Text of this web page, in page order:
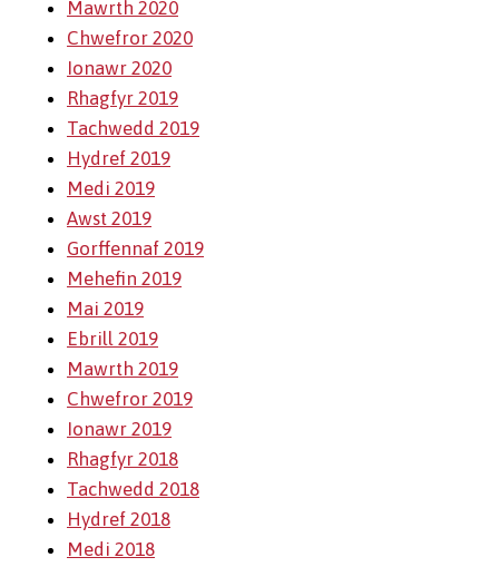
Mawrth 2020
Chwefror 2020
Ionawr 2020
Rhagfyr 2019
Tachwedd 2019
Hydref 2019
Medi 2019
Awst 2019
Gorffennaf 2019
Mehefin 2019
Mai 2019
Ebrill 2019
Mawrth 2019
Chwefror 2019
Ionawr 2019
Rhagfyr 2018
Tachwedd 2018
Hydref 2018
Medi 2018